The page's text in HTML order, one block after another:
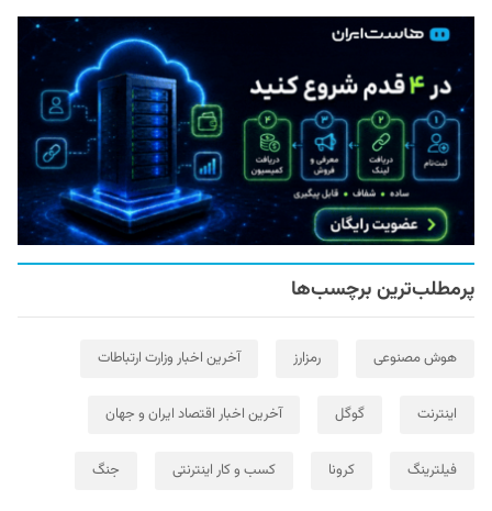
پرمطلب‌ترین برچسب‌ها
هوش مصنوعی رمزارز آخرین اخبار وزارت ارتباطات
اینترنت گوگل آخرین اخبار اقتصاد ایران و جهان
فیلترینگ کرونا کسب و کار اینترنتی جنگ